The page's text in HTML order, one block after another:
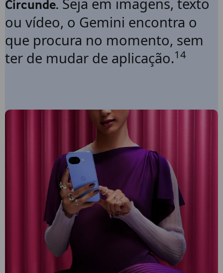
Circunde. Seja em imagens, texto
ou vídeo, o Gemini encontra o
que procura no momento, sem
ter de mudar de aplicação.14